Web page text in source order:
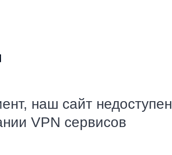
наш сайт недоступен
VPN сервисов